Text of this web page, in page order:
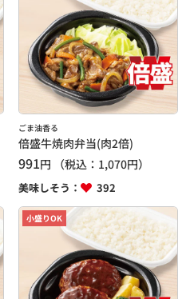
ごま油香る
倍盛牛焼肉弁当(肉2倍)
991円 （税込： 1,070円）
美味しそう： 392
小盛りOK